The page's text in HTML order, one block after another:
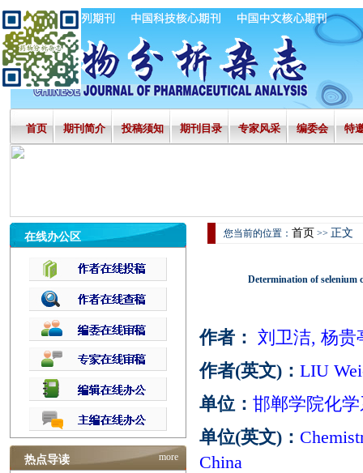
首页 期刊简介 投稿须知 期刊目录 专家风采 编委会 特
在线办公区
热点导读 more
您当前的位置： 首页 >> 正文
Determination of selenium
作者： 刘卫洁, 杨贵
作者(英文)： LIU
单位： 邯郸学院化学
单位(英文)：
China